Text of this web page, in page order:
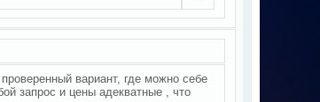
вариант, где можно себе
запрос и цены адекватные , что